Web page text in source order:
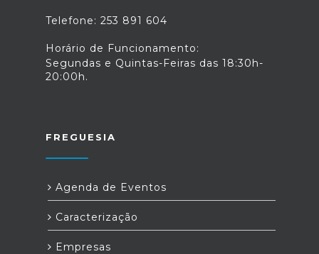
Telefone: 253 891 604
Horário de Funcionamento:
Segundas e Quintas-Feiras das 18:30h-
20:00h.
FREGUESIA
Agenda de Eventos
Caracterização
Empresas